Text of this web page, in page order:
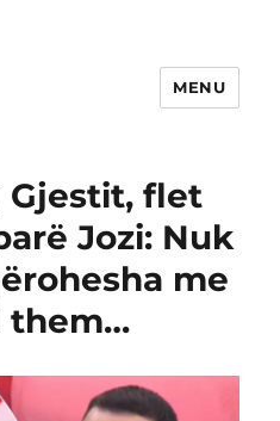
MENU
Gjestit, flet
Jozi: Nuk
me
them…